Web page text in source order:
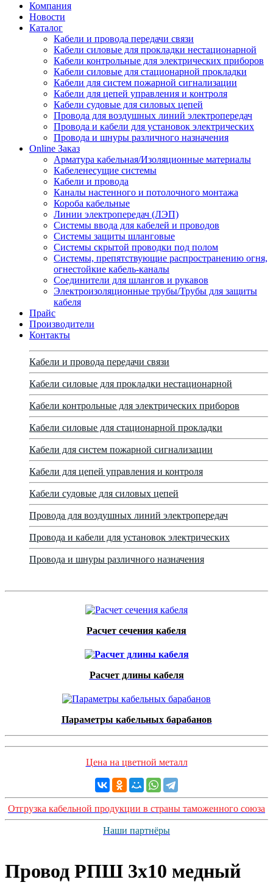
Компания
Новости
Каталог
Кабели и провода передачи связи
Кабели силовые для прокладки нестационарной
Кабели контрольные для электрических приборов
Кабели силовые для стационарной прокладки
Кабели для систем пожарной сигнализации
Кабели для цепей управления и контроля
Кабели судовые для силовых цепей
Провода для воздушных линий электропередач
Провода и кабели для установок электрических
Провода и шнуры различного назначения
Online Заказ
Арматура кабельная/Изоляционные материалы
Кабеленесущие системы
Кабели и провода
Каналы настенного и потолочного монтажа
Короба кабельные
Линии электропередач (ЛЭП)
Системы ввода для кабелей и проводов
Системы защиты шланговые
Системы скрытой проводки под полом
Системы, препятствующие распространению огня,
огнестойкие кабель-каналы
Соединители для шлангов и рукавов
Электроизоляционные трубы/Трубы для защиты
кабеля
Прайс
Производители
Контакты
Кабели и провода передачи связи
Кабели силовые для прокладки нестационарной
Кабели контрольные для электрических приборов
Кабели силовые для стационарной прокладки
Кабели для систем пожарной сигнализации
Кабели для цепей управления и контроля
Кабели судовые для силовых цепей
Провода для воздушных линий электропередач
Провода и кабели для установок электрических
Провода и шнуры различного назначения
Расчет сечения кабеля
Расчет длины кабеля
Параметры кабельных барабанов
Цена на цветной металл
Отгрузка кабельной продукции в страны таможенного союза
Наши партнёры
Провод РПШ 3x10 медный